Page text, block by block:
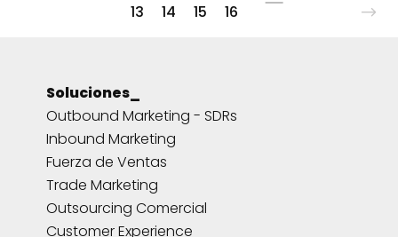
13
14 15 16
Soluciones_
Outbound Marketing - SDRs
Inbound Marketing
Fuerza de Ventas
Trade Marketing
Outsourcing Comercial
Customer Experience